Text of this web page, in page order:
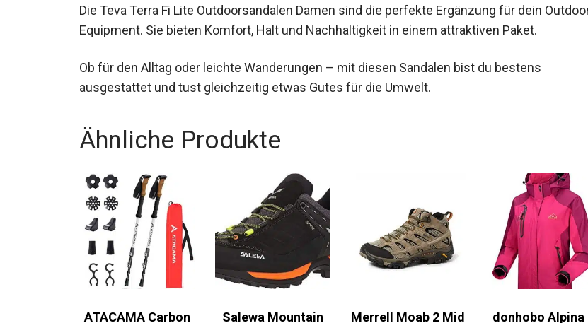
Die Teva Terra Fi Lite Outdoorsandalen Damen sind die perfekte Ergänzung für dein Outdoor-
Ob für den Alltag oder leichte Wanderungen – mit diesen Sandalen bist du bestens
Ähnliche Produkte